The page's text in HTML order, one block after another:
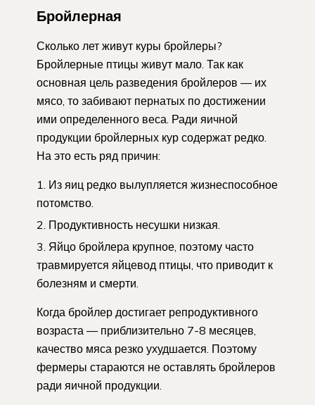
Бройлерная
Сколько лет живут куры бройлеры?
Бройлерные птицы живут мало. Так как
основная цель разведения бройлеров — их
мясо, то забивают пернатых по достижении
ими определенного веса. Ради яичной
продукции бройлерных кур содержат редко.
На это есть ряд причин:
Из яиц редко вылупляется жизнеспособное
потомство.
Продуктивность несушки низкая.
Яйцо бройлера крупное, поэтому часто
травмируется яйцевод птицы, что приводит к
болезням и смерти.
Когда бройлер достигает репродуктивного
возраста — приблизительно 7-8 месяцев,
качество мяса резко ухудшается. Поэтому
фермеры стараются не оставлять бройлеров
ради яичной продукции.